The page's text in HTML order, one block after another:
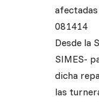
afectadas
081414
Desde la
SIMES-
dicha
las